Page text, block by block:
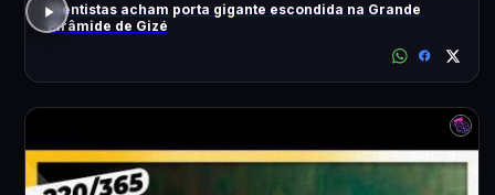
Cientistas acham porta gigante escondida na Grande
Pirâmide de Gizé